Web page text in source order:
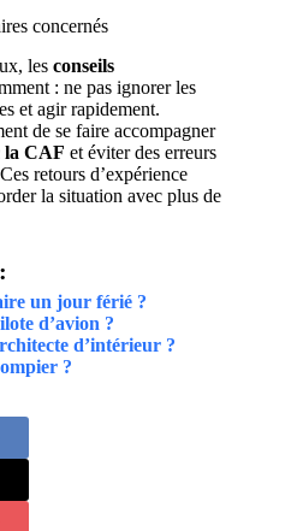
concernés
les conseils
: ne pas ignorer les
et agir rapidement.
de se faire accompagner
la CAF et éviter des erreurs
retours d’expérience
la situation avec plus de
un jour férié ?
d’avion ?
d’intérieur ?
?